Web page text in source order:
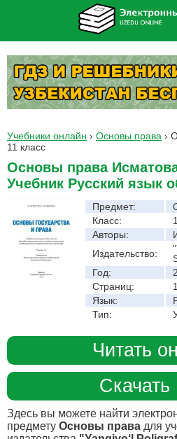
Учебники онлайн › Основы права ›
11 класс
Основы права
Учебник Русский язык
Предмет:
Класс:
Авторы:
Издательство:
Год:
Страниц:
Язык:
Тип:
Читать
Скачать
Здесь вы можете найти
предмету Основы права для